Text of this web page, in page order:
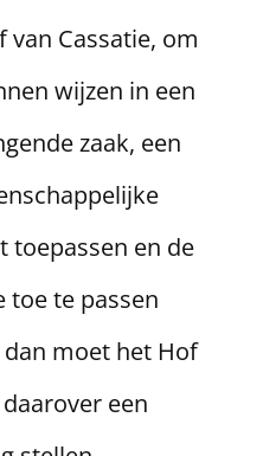
van Cassatie, om
wijzen in een
zaak, een
toepassen en de
toe te passen
moet het Hof
een